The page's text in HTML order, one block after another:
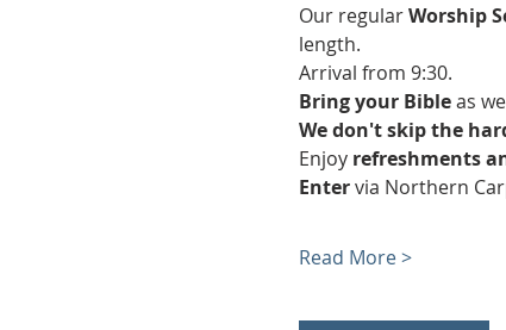
Our regular Worship
length.
Arrival from 9:30.
Bring your Bible as
We don't skip the
Enjoy refreshments
Enter via Northern
Read More >